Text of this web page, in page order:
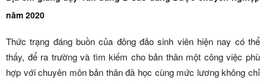
năm 2020
Thức trạng đáng buồn của đông đảo sinh viên hiện nay có thể
thấy, để ra trường và tìm kiếm cho bản thân một công việc phù
hợp với chuyên môn bản thân đã học cùng mức lương không chỉ